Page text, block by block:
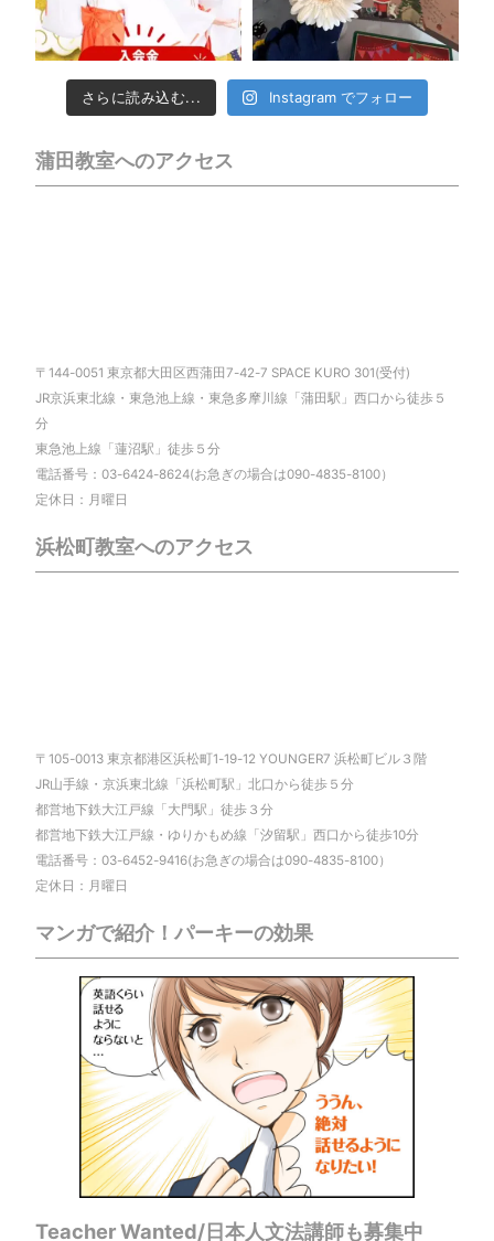
さらに読み込む... Instagram でフォロー
蒲田教室へのアクセス
〒144-0051 東京都大田区西蒲田7-42-7 SPACE KURO 301(受付)
JR京浜東北線・東急池上線・東急多摩川線「蒲田駅」西口から徒歩５
分
東急池上線「蓮沼駅」徒歩５分
電話番号：03-6424-8624(お急ぎの場合は090-4835-8100）
定休日：月曜日
浜松町教室へのアクセス
〒105-0013 東京都港区浜松町1-19-12 YOUNGER7 浜松町ビル３階
JR山手線・京浜東北線「浜松町駅」北口から徒歩５分
都営地下鉄大江戸線「大門駅」徒歩３分
都営地下鉄大江戸線・ゆりかもめ線「汐留駅」西口から徒歩10分
電話番号：03-6452-9416(お急ぎの場合は090-4835-8100）
定休日：月曜日
マンガで紹介！パーキーの効果
Teacher Wanted/日本人文法講師も募集中